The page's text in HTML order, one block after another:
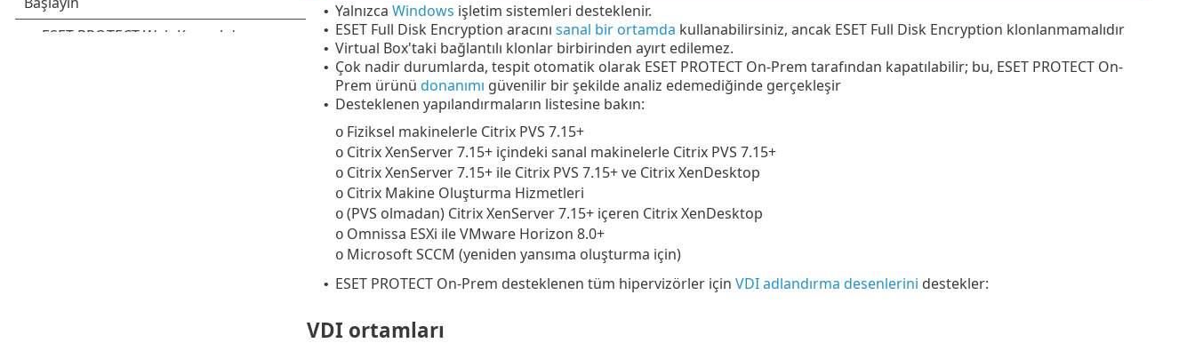
• Yalnızca Windows işletim sistemleri desteklenir.
• ESET Full Disk Encryption aracını sanal bir ortamda kullanabilirsiniz, ancak ESET Full Disk Encryption klonlanmamalıdır
• Virtual Box'taki bağlantılı klonlar birbirinden ayırt edilemez.
• Çok nadir durumlarda, tespit otomatik olarak ESET PROTECT On-Prem tarafından kapatılabilir; bu, ESET PROTECT On-
Prem ürünü donanımı güvenilir bir şekilde analiz edemediğinde gerçekleşir
• Desteklenen yapılandırmaların listesine bakın:
o Fiziksel makinelerle Citrix PVS 7.15+
o Citrix XenServer 7.15+ içindeki sanal makinelerle Citrix PVS 7.15+
o Citrix XenServer 7.15+ ile Citrix PVS 7.15+ ve Citrix XenDesktop
o Citrix Makine Oluşturma Hizmetleri
o (PVS olmadan) Citrix XenServer 7.15+ içeren Citrix XenDesktop
o Omnissa ESXi ile VMware Horizon 8.0+
o Microsoft SCCM (yeniden yansıma oluşturma için)
• ESET PROTECT On-Prem desteklenen tüm hipervizörler için VDI adlandırma desenlerini destekler:
VDI ortamları